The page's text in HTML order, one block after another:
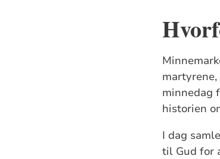
minnedag
historien
I dag
til Gud for